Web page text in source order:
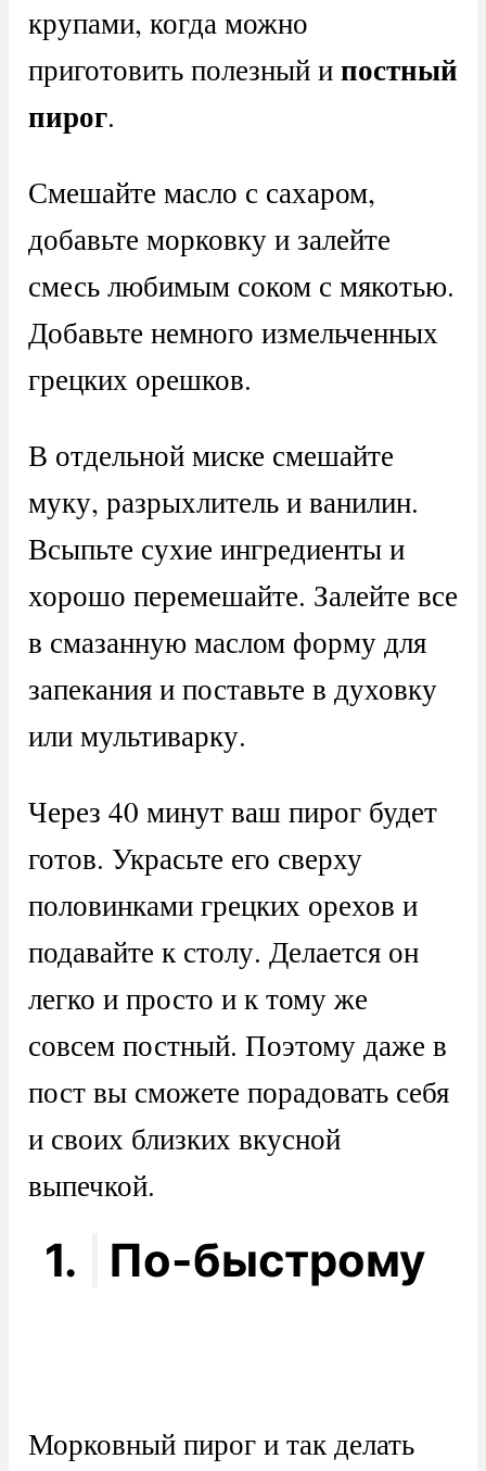
крупами, когда можно
приготовить полезный ипостный
пирог.
Смешайте масло с сахаром,
добавьте морковку и залейте
смесь любимым соком с мякотью.
Добавьте немного измельченных
грецких орешков.
В отдельной миске смешайте
муку, разрыхлитель и ванилин.
Всыпьте сухие ингредиенты и
хорошо перемешайте. Залейте все
в смазанную маслом форму для
запекания и поставьте в духовку
или мультиварку.
Через 40 минут ваш пирог будет
готов. Украсьте его сверху
половинками грецких орехов и
подавайте к столу. Делается он
легко и просто и к тому же
совсем постный. Поэтому даже в
пост вы сможете порадовать себя
и своих близких вкусной
выпечкой.
1. По-быстрому
Морковный пирог и так делать